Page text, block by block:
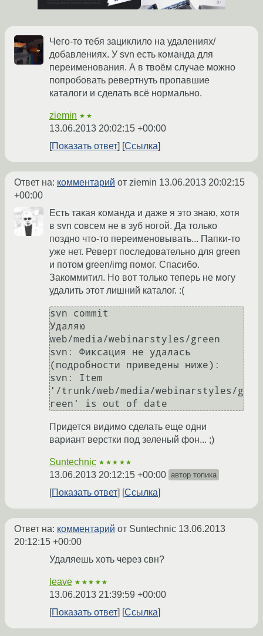
Чего-то тебя зациклило на удалениях/
добавлениях. У svn есть команда для
переименования. А в твоём случае можно
попробовать ревертнуть пропавшие
каталоги и сделать всё нормально.
ziemin ★★
13.06.2013 20:02:15 +00:00
Показать ответ
Ссылка
Ответ на: комментарий от ziemin 13.06.2013 20:02:15
+00:00
Есть такая команда и даже я это знаю, хотя
в svn совсем не в зуб ногой. Да только
поздно что-то переименовывать... Папки-то
уже нет. Реверт последовательно для green
и потом green/img помог. Спасибо.
Закоммитил. Но вот только теперь не могу
удалить этот лишний каталог. :(
svn commit
Удаляю
web/media/webinarstyles/green
svn: Фиксация не удалась
(подробности приведены ниже):
svn: Item
'/trunk/web/media/webinarstyles/g
reen' is out of date
Придется видимо сделать еще одни
вариант верстки под зеленый фон... ;)
Suntechnic ★★★★★
13.06.2013 20:12:15 +00:00 автор топика
Показать ответ Ссылка
Ответ на: комментарий от Suntechnic 13.06.2013
20:12:15 +00:00
Удаляешь хоть через свн?
leave ★★★★★
13.06.2013 21:39:59 +00:00
Показать ответ
Ссылка